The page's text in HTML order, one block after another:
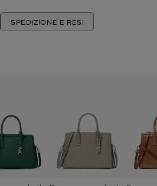
SPEDIZIONE E RESI